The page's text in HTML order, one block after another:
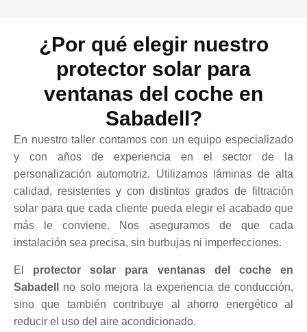
¿Por qué elegir nuestro
protector solar para
ventanas del coche en
Sabadell?
En nuestro taller contamos con un equipo especializado
y con años de experiencia en el sector de la
personalización automotriz. Utilizamos láminas de alta
calidad, resistentes y con distintos grados de filtración
solar para que cada cliente pueda elegir el acabado que
más le conviene. Nos aseguramos de que cada
instalación sea precisa, sin burbujas ni imperfecciones.
El protector solar para ventanas del coche en
Sabadell
no solo mejora la experiencia de conducción,
sino que también contribuye al ahorro energético al
reducir el uso del aire acondicionado.